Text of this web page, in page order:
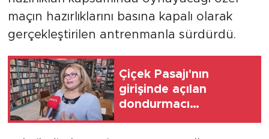
maçın hazırlıklarını basına kapalı olarak
gerçekleştirilen antrenmanla sürdürdü.
Çiçek Pasajı'nın
girişinde açılan
dondurmacı